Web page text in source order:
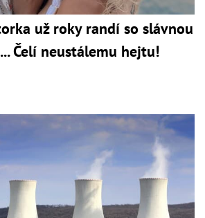
už roky randí so slávnou
Čelí neustálemu hejtu!